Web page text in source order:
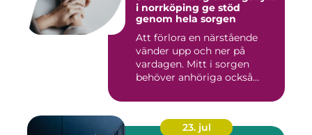
i norrköping ge stöd
genom hela sorgen
Att förlora en närstående
vänder upp och ner på
vardagen. Mitt i sorgen
behöver anhöriga också
23. jul